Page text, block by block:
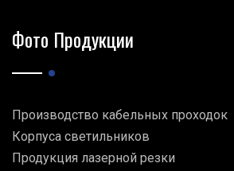
Фото Продукции
Производство кабельных проходок
Корпуса светильников
Продукция лазерной резки